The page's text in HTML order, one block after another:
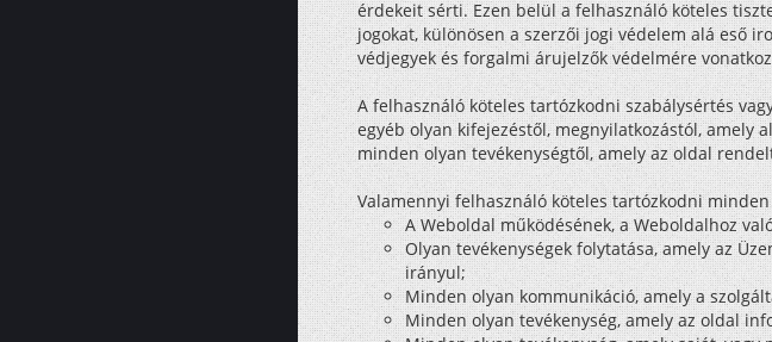
érdekeit sérti. Ezen belül a felhasználó köteles
jogokat, különösen a szerzői jogi védelem alá eső
védjegyek és forgalmi árujelzők védelmére
A felhasználó köteles tartózkodni szabálysértés
egyéb olyan kifejezéstől, megnyilatkozástól, amely
minden olyan tevékenységtől, amely az oldal
Valamennyi felhasználó köteles tartózkodni
A Weboldal működésének, a Weboldalhoz
Olyan tevékenységek folytatása, amely az
irányul;
Minden olyan kommunikáció, amely a
Minden olyan tevékenység, amely az oldal